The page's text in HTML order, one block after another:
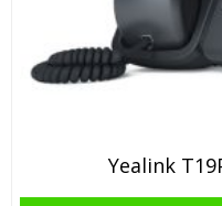
Yealink